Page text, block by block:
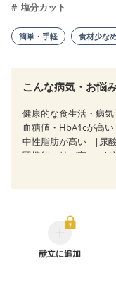
塩分カット
簡単・手軽 食材少な
こんな病気・お悩
健康的な食生活・病
血糖値・HbA1cが高い
中性脂肪が高い
尿
腎機能の値が高い
糖尿病性腎症（第３期
CKD（ステージ２）
CKD（ステージ３b）
献立に追加